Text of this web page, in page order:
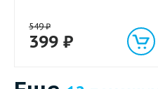
549₽
399 ₽